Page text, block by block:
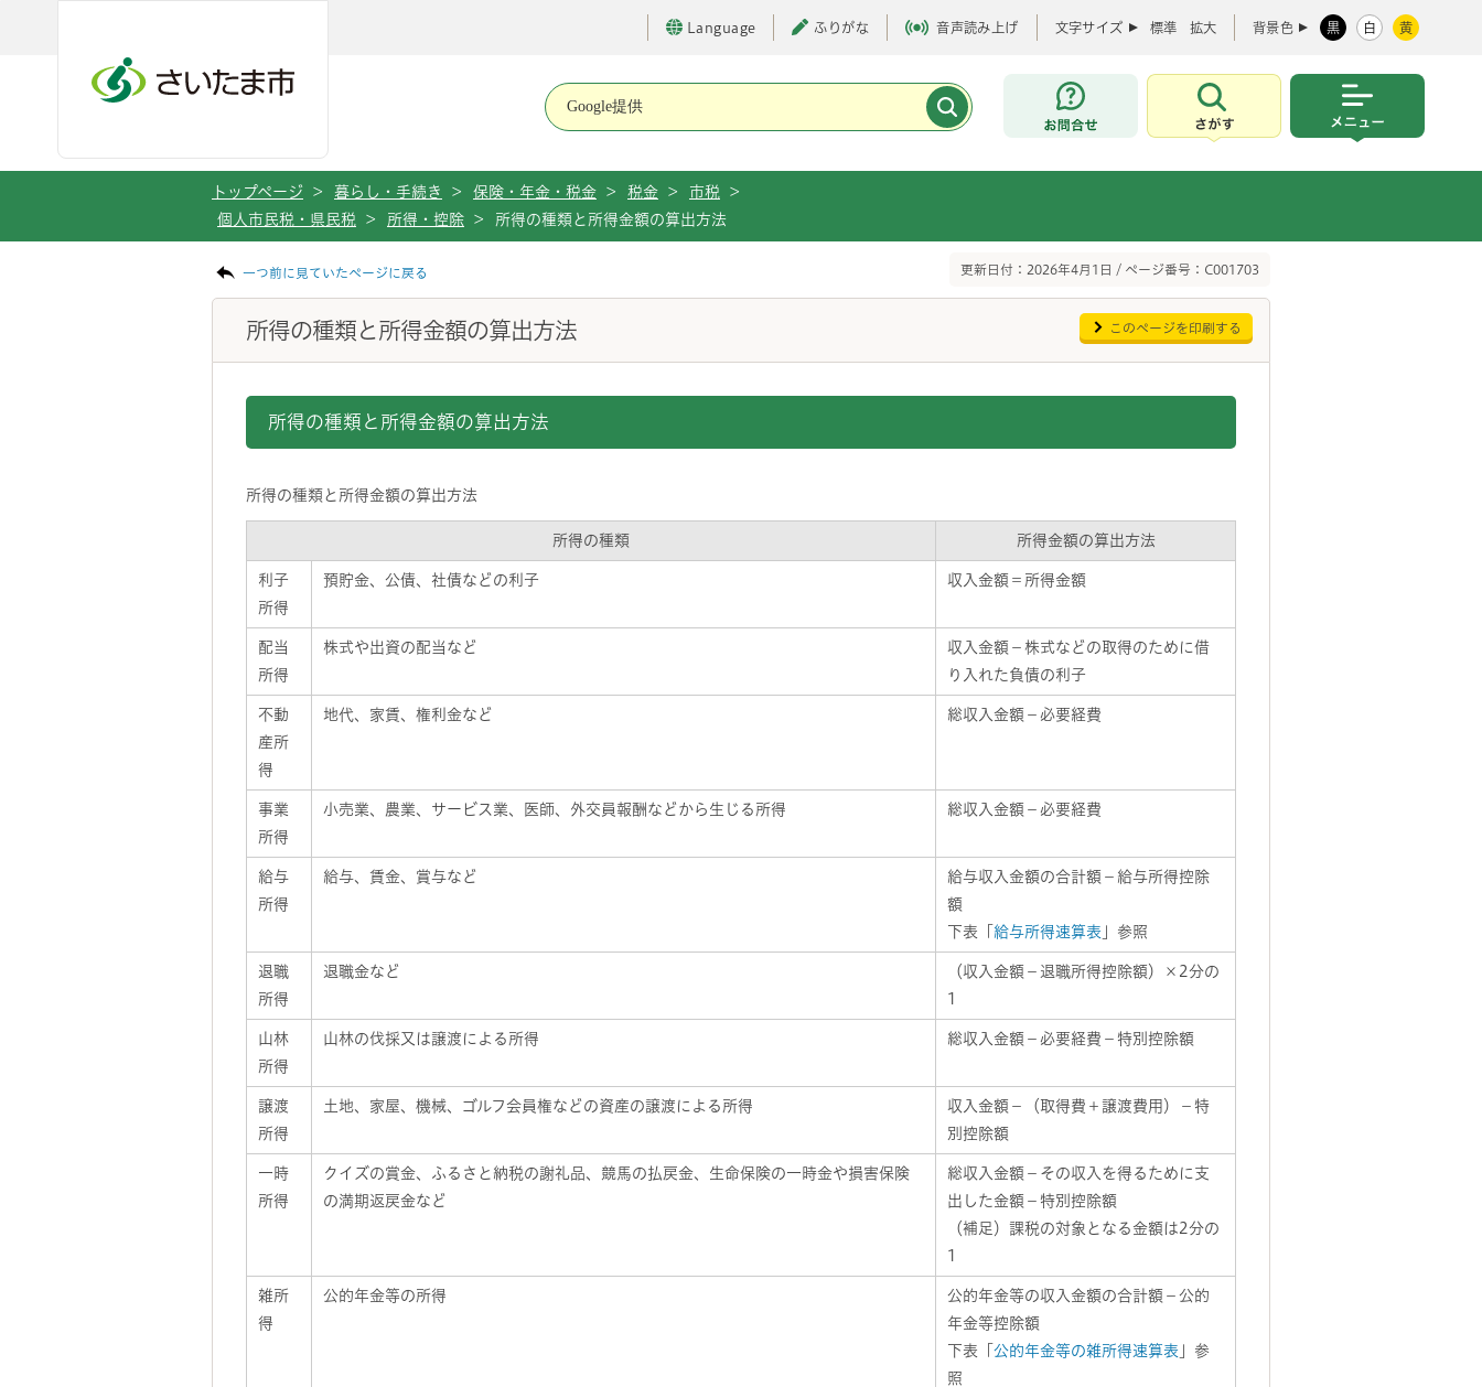
Language ふりがな 音声読み上げ 文字サイズ 標準 拡大 背景色 黒 白 黄
お問合せ
さがす
トップページ > 暮らし・手続き > 保険・年金・税金 > 税金 > 市税
>
個人市民税・県民税
> 所得・控除 > 所得の種類と所得金額の算出方法
一つ前に見ていたページに戻る 更新日付：2026年4月1日 / ページ番号：C001703
所得の種類と所得金額の算出方法 このページを印刷する
所得の種類と所得金額の算出方法
所得の種類と所得金額の算出方法
所得の種類 所得金額の算出方法
利子
所得
預貯金、公債、社債などの利子 収入金額＝所得金額
配当
所得
株式や出資の配当など
収入金額－株式などの取得のために借
り入れた負債の利子
不動
産所
得
地代、家賃、権利金など 総収入金額－必要経費
事業
所得
小売業、農業、サービス業、医師、外交員報酬などから生じる所得 総収入金額－必要経費
給与
所得
給与、賃金、賞与など
給与収入金額の合計額－給与所得控除
額
下表「 給与所得速算表 」参照
退職
所得
退職金など
（収入金額－退職所得控除額）×2分の
1
山林
所得
山林の伐採又は譲渡による所得 総収入金額－必要経費－特別控除額
譲渡
所得
土地、家屋、機械、ゴルフ会員権などの資産の譲渡による所得
収入金額－（取得費＋譲渡費用）－特
別控除額
一時
所得
クイズの賞金、ふるさと納税の謝礼品、競馬の払戻金、生命保険の一時金や損害保険
の満期返戻金など
総収入金額－その収入を得るために支
出した金額－特別控除額
（補足）課税の対象となる金額は2分の
1
雑所
得
公的年金等の所得
公的年金等の収入金額の合計額－公的
年金等控除額
下表「 公的年金等の雑所得速算表 」参
照